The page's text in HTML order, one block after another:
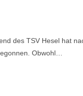
des TSV Hesel hat
Obwohl…